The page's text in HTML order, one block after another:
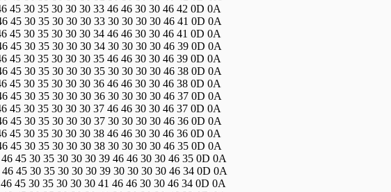
45 30 35 30 30 30 33 46 46 30 30 46 42 0D 0A
45 30 35 30 30 30 33 30 30 30 30 46 41 0D 0A
45 30 35 30 30 30 34 46 46 30 30 46 41 0D 0A
45 30 35 30 30 30 34 30 30 30 30 46 39 0D 0A
45 30 35 30 30 30 35 46 46 30 30 46 39 0D 0A
45 30 35 30 30 30 35 30 30 30 30 46 38 0D 0A
45 30 35 30 30 30 36 46 46 30 30 46 38 0D 0A
45 30 35 30 30 30 36 30 30 30 30 46 37 0D 0A
45 30 35 30 30 30 37 46 46 30 30 46 37 0D 0A
45 30 35 30 30 30 37 30 30 30 30 46 36 0D 0A
45 30 35 30 30 30 38 46 46 30 30 46 36 0D 0A
45 30 35 30 30 30 38 30 30 30 30 46 35 0D 0A
45 30 35 30 30 30 39 46 46 30 30 46 35 0D 0A
45 30 35 30 30 30 39 30 30 30 30 46 34 0D 0A
45 30 35 30 30 30 41 46 46 30 30 46 34 0D 0A